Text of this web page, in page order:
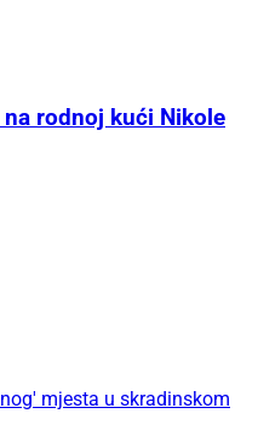
rodnoj kući Nikole
mjesta u skradinskom